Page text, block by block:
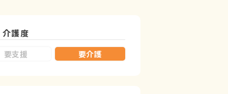
介護度
要支援 要介護